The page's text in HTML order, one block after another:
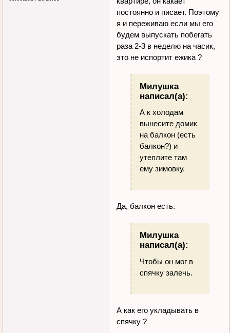
постоянно и писает. Поэтому
я и переживаю если мы его
будем выпускать побегать
раза 2-3 в неделю на часик,
это не испортит ежика ?
Милушка
написал(а):
А к холодам
вынесите домик
на балкон (есть
балкон?) и
утеплите там
ему зимовку.
Да, балкон есть.
Милушка
написал(а):
Чтобы он мог в
спячку залечь.
А как его укладывать в
спячку ?